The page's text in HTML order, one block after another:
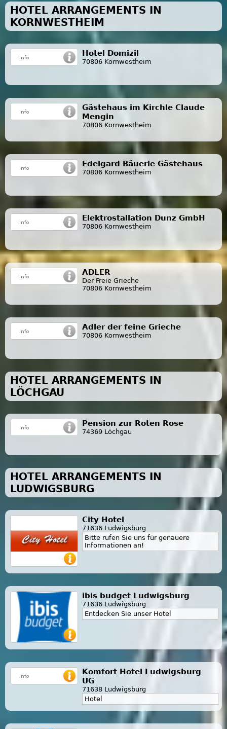
HOTEL ARRANGEMENTS IN
KORNWESTHEIM
Hotel Domizil
70806 Kornwestheim
Gästehaus im Kirchle Claude
Mengin
70806 Kornwestheim
Edelgard Bäuerle Gästehaus
70806 Kornwestheim
Elektrostallation Dunz GmbH
70806 Kornwestheim
ADLER
Der Freie Grieche
70806 Kornwestheim
Adler der feine Grieche
70806 Kornwestheim
HOTEL ARRANGEMENTS IN
LÖCHGAU
Pension zur Roten Rose
74369 Löchgau
HOTEL ARRANGEMENTS IN
LUDWIGSBURG
City Hotel
71636 Ludwigsburg
Bitte rufen Sie uns für genauere
Informationen an!
ibis budget Ludwigsburg
71636 Ludwigsburg
Entdecken Sie unser Hotel
Komfort Hotel Ludwigsburg
UG
71638 Ludwigsburg
Hotel